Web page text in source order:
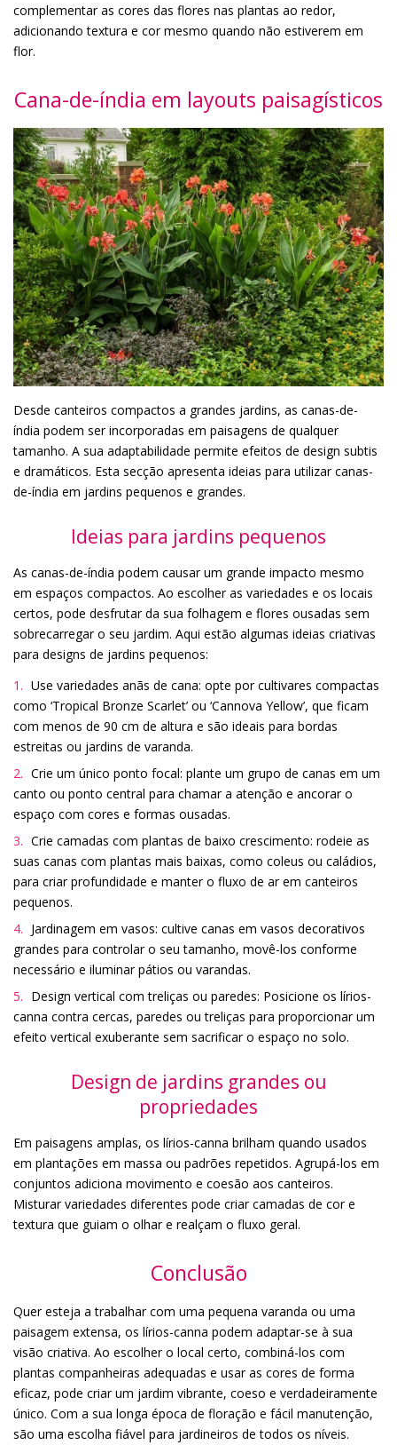
complementar as cores das flores nas plantas ao redor,
adicionando textura e cor mesmo quando não estiverem em
flor.
Cana-de-índia em layouts paisagísticos
Desde canteiros compactos a grandes jardins, as canas-de-
índia podem ser incorporadas em paisagens de qualquer
tamanho. A sua adaptabilidade permite efeitos de design subtis
e dramáticos. Esta secção apresenta ideias para utilizar canas-
de-índia em jardins pequenos e grandes.
Ideias para jardins pequenos
As canas-de-índia podem causar um grande impacto mesmo
em espaços compactos. Ao escolher as variedades e os locais
certos, pode desfrutar da sua folhagem e flores ousadas sem
sobrecarregar o seu jardim. Aqui estão algumas ideias criativas
para designs de jardins pequenos:
Use variedades anãs de cana: opte por cultivares compactas
como ‘Tropical Bronze Scarlet’ ou ‘Cannova Yellow’, que ficam
com menos de 90 cm de altura e são ideais para bordas
estreitas ou jardins de varanda.
Crie um único ponto focal: plante um grupo de canas em um
canto ou ponto central para chamar a atenção e ancorar o
espaço com cores e formas ousadas.
Crie camadas com plantas de baixo crescimento: rodeie as
suas canas com plantas mais baixas, como coleus ou caládios,
para criar profundidade e manter o fluxo de ar em canteiros
pequenos.
Jardinagem em vasos: cultive canas em vasos decorativos
grandes para controlar o seu tamanho, movê-los conforme
necessário e iluminar pátios ou varandas.
Design vertical com treliças ou paredes: Posicione os lírios-
canna contra cercas, paredes ou treliças para proporcionar um
efeito vertical exuberante sem sacrificar o espaço no solo.
Design de jardins grandes ou
propriedades
Em paisagens amplas, os lírios-canna brilham quando usados
em plantações em massa ou padrões repetidos. Agrupá-los em
conjuntos adiciona movimento e coesão aos canteiros.
Misturar variedades diferentes pode criar camadas de cor e
textura que guiam o olhar e realçam o fluxo geral.
Conclusão
Quer esteja a trabalhar com uma pequena varanda ou uma
paisagem extensa, os lírios-canna podem adaptar-se à sua
visão criativa. Ao escolher o local certo, combiná-los com
plantas companheiras adequadas e usar as cores de forma
eficaz, pode criar um jardim vibrante, coeso e verdadeiramente
único. Com a sua longa época de floração e fácil manutenção,
são uma escolha fiável para jardineiros de todos os níveis.